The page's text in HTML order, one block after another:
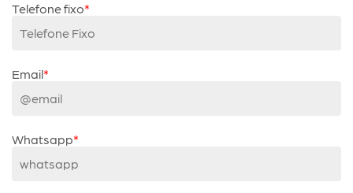
Telefone fixo
Email
Whatsapp